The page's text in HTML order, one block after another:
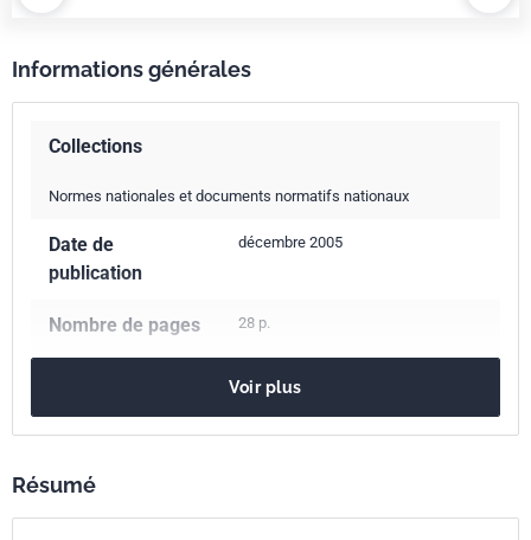
Informations générales
Collections
Normes nationales et documents normatifs nationaux
Date de
publication
décembre 2005
Nombre de pages 28 p.
Codes ICS
13.030.20
traitement des déchets
Voir plus
Résumé